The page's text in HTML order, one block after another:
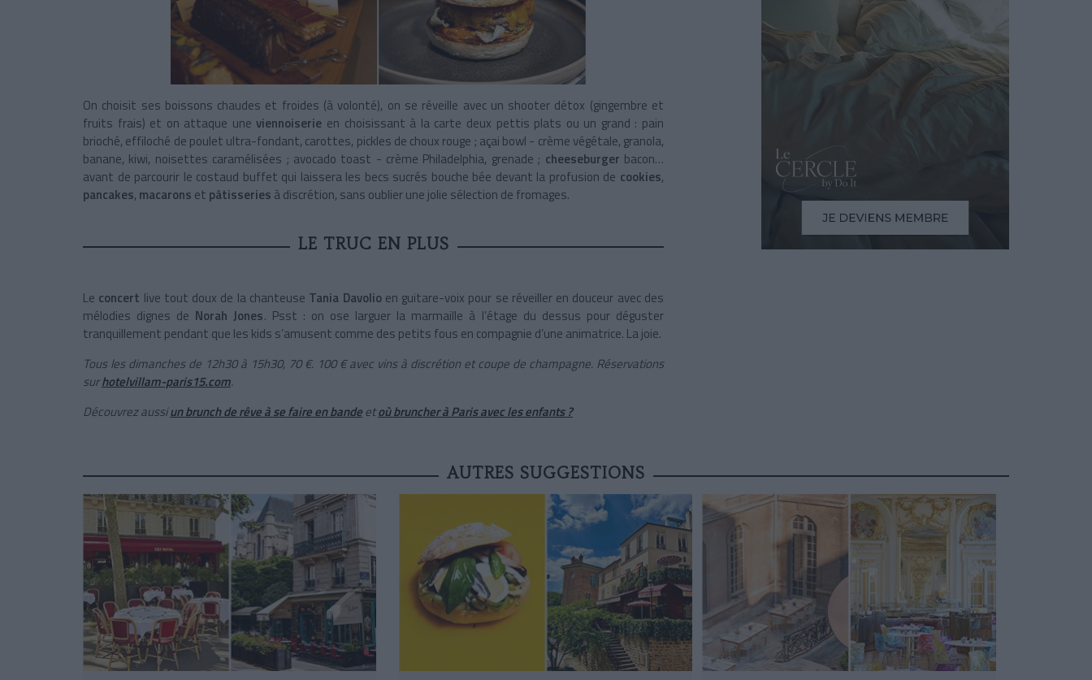
On choisit ses boissons chaudes et froides (à volonté), on se réveille avec un shooter détox (gingembre et
fruits frais) et on attaque uneviennoiserie en choisissant à la carte deux pettis plats ou un grand : pain
brioché, effiloché de poulet ultra-fondant, carottes, pickles de choux rouge ; açai bowl - crème végétale, granola,
banane, kiwi, noisettes caramélisées ; avocado toast - crème Philadelphia, grenade ; cheeseburger bacon…
avant de parcourir le costaud buffet qui laissera les becs sucrés bouche bée devant la profusion de cookies,
pancakes, macarons et pâtisseries à discrétion, sans oublier une jolie sélection de fromages.
LE TRUC EN PLUS
Le concert live tout doux de la chanteuse Tania Davolio en guitare-voix pour se réveiller en douceur avec des
mélodies dignes de Norah Jones. Psst : on ose larguer la marmaille à l’étage du dessus pour déguster
tranquillement pendant que les kids s’amusent comme des petits fous en compagnie d’une animatrice. La joie.
Tous les dimanches de 12h30 à 15h30, 70 €. 100 € avec vins à discrétion et coupe de champagne. Réservations
surhotelvillam-paris15.com.
Découvrez aussiun brunch de rêve à se faire en bandeetoù bruncher à Paris avec les enfants ?
AUTRES SUGGESTIONS